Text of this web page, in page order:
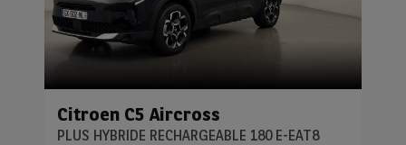
Citroen C5 Aircross
PLUS HYBRIDE RECHARGEABLE 180 E-EAT8